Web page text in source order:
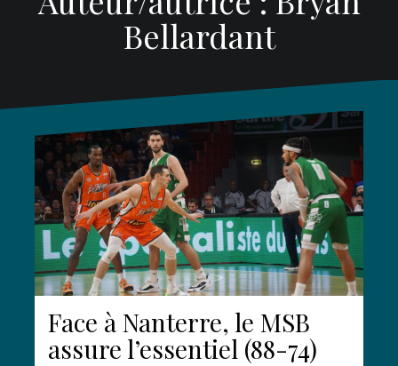
Bellardant
Face à Nanterre, le MSB
assure l’essentiel (88-74)